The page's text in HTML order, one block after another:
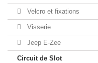
Velcro et fixations
Visserie
Jeep E-Zee
Circuit de Slot